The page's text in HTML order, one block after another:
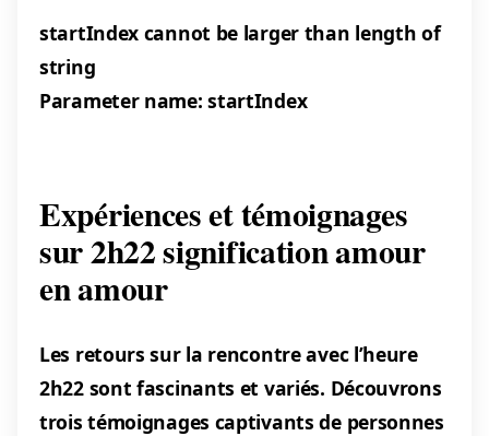
startIndex cannot be larger than length of
string
Parameter name: startIndex
Expériences et témoignages
sur 2h22 signification amour
en amour
Les retours sur la rencontre avec l’heure
2h22 sont fascinants et variés. Découvrons
trois témoignages captivants de personnes